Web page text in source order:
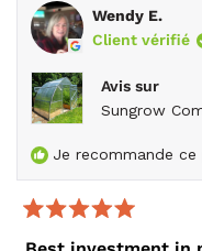
herbs, and
something
the
amazing how
all those
and crystal-
review
reply
Wendy E.
Client vérifié
Avis sur
Sungrow
Je recommande
5